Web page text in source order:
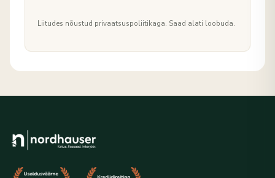
Liitudes nõustud privaatsuspoliitikaga. Saad alati loobuda.